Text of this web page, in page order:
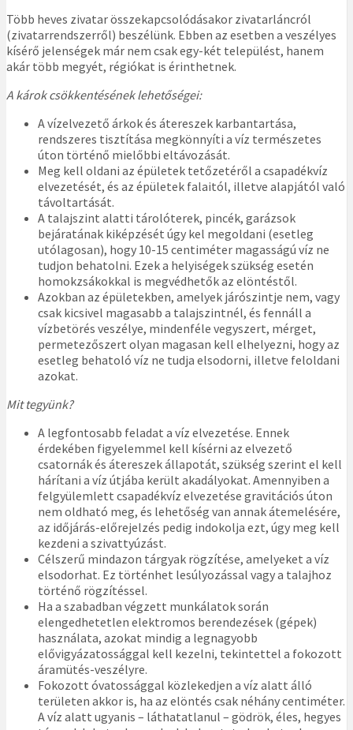
Több heves zivatar összekapcsolódásakor zivatarláncról
(zivatarrendszerről) beszélünk. Ebben az esetben a veszélyes
kísérő jelenségek már nem csak egy-két települést, hanem
akár több megyét, régiókat is érinthetnek.
A károk csökkentésének lehetőségei:
A vízelvezető árkok és átereszek karbantartása,
rendszeres tisztítása megkönnyíti a víz természetes
úton történő mielőbbi eltávozását.
Meg kell oldani az épületek tetőzetéről a csapadékvíz
elvezetését, és az épületek falaitól, illetve alapjától való
távoltartását.
A talajszint alatti tárolóterek, pincék, garázsok
bejáratának kiképzését úgy kel megoldani (esetleg
utólagosan), hogy 10-15 centiméter magasságú víz ne
tudjon behatolni. Ezek a helyiségek szükség esetén
homokzsákokkal is megvédhetők az elöntéstől.
Azokban az épületekben, amelyek járószintje nem, vagy
csak kicsivel magasabb a talajszintnél, és fennáll a
vízbetörés veszélye, mindenféle vegyszert, mérget,
permetezőszert olyan magasan kell elhelyezni, hogy az
esetleg behatoló víz ne tudja elsodorni, illetve feloldani
azokat.
Mit tegyünk?
A legfontosabb feladat a víz elvezetése. Ennek
érdekében figyelemmel kell kísérni az elvezető
csatornák és átereszek állapotát, szükség szerint el kell
hárítani a víz útjába került akadályokat. Amennyiben a
felgyülemlett csapadékvíz elvezetése gravitációs úton
nem oldható meg, és lehetőség van annak átemelésére,
az időjárás-előrejelzés pedig indokolja ezt, úgy meg kell
kezdeni a szivattyúzást.
Célszerű mindazon tárgyak rögzítése, amelyeket a víz
elsodorhat. Ez történhet lesúlyozással vagy a talajhoz
történő rögzítéssel.
Ha a szabadban végzett munkálatok során
elengedhetetlen elektromos berendezések (gépek)
használata, azokat mindig a legnagyobb
elővigyázatossággal kell kezelni, tekintettel a fokozott
áramütés-veszélyre.
Fokozott óvatossággal közlekedjen a víz alatt álló
területen akkor is, ha az elöntés csak néhány centiméter.
A víz alatt ugyanis – láthatatlanul – gödrök, éles, hegyes